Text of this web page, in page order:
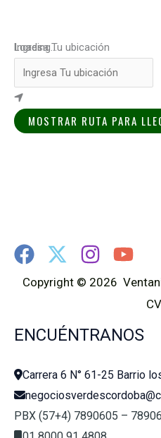
Loading...
Ingresa Tu ubicación
MOSTRAR RUTA PARA
Copyright © 2026
ENCUÉNTRANOS
Carrera 6 N° 61-25 Barrio
PBX (57+4) 7890605 –